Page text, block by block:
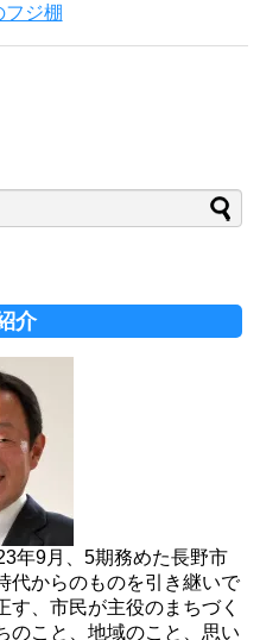
フジ棚
介
年9月、5期務めた長野市
代からのものを引き継いで
す、市民が主役のまちづく
のこと、地域のこと、思い